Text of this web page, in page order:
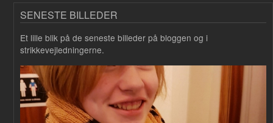
SENESTE BILLEDER
Et lille blik på de seneste billeder på bloggen og i
strikkevejledningerne.